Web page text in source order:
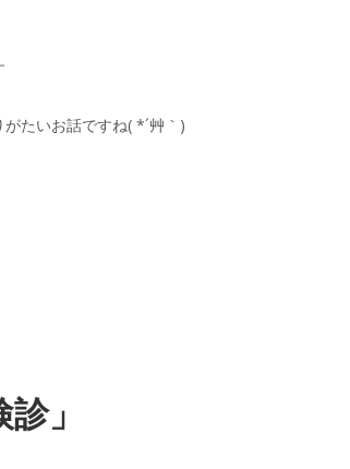
たいお話ですね( *´艸｀)
」